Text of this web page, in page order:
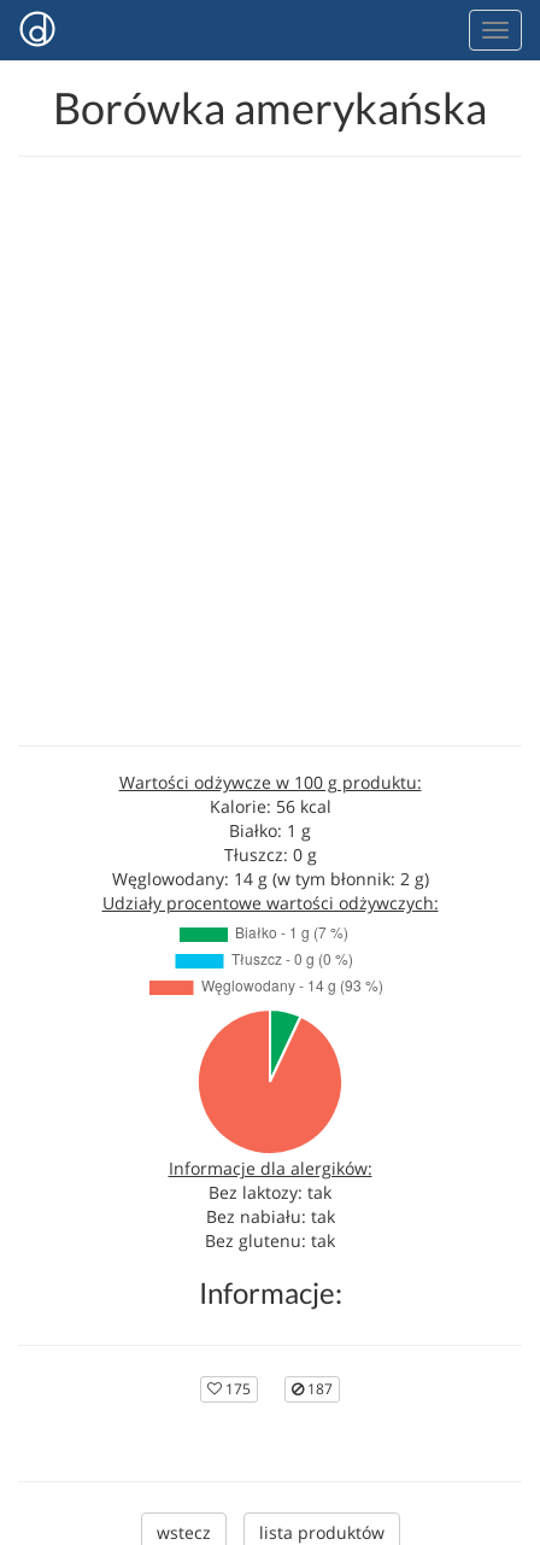
Borówka amerykańska
Wartości odżywcze w 100 g produktu:
Kalorie: 56 kcal
Białko: 1 g
Tłuszcz: 0 g
Węglowodany: 14 g (w tym błonnik: 2 g)
Udziały procentowe wartości odżywczych:
Informacje dla alergików:
Bez laktozy: tak
Bez nabiału: tak
Bez glutenu: tak
Informacje:
175 187
wstecz lista produktów